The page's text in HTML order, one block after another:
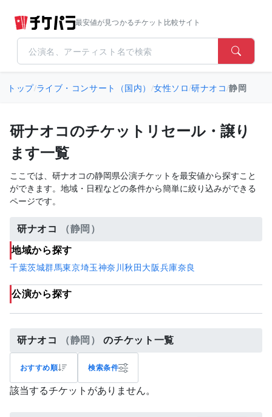
最安値が見つかるチケット比較サイト
トップ/ライブ・コンサート（国内） /女性ソロ/研ナオコ/静岡
研ナオコのチケットリセール・譲り
ます一覧
ここでは、研ナオコの静岡県公演チケットを最安値から探すこと
ができます。地域・日程などの条件から簡単に絞り込みができる
ページです。
研ナオコ （静岡）
地域から探す
千葉茨城群馬東京埼玉神奈川秋田 大阪兵庫奈良
公演から探す
研ナオコ （静岡） のチケット一覧
おすすめ順 検索条件
該当するチケットがありません。